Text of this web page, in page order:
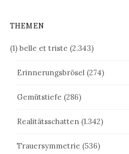
THEMEN
(1) belle et triste (2.343)
Erinnerungsbrösel (274)
Gemütstiefe (286)
Realitätsschatten (1.342)
Trauersymmetrie (536)